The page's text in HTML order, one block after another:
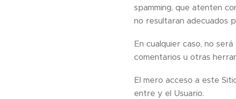
spamming, que atenten
no resultaran adecuados
En cualquier caso, no
comentarios u otras
El mero acceso a este
entre y el Usuario.